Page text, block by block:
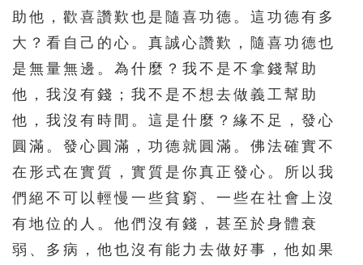
助他，歡喜讚歎也是隨喜功德。這功德有多
大？看自己的心。真誠心讚歎，隨喜功德也
是無量無邊。為什麼？我不是不拿錢幫助
他，我沒有錢；我不是不想去做義工幫助
他，我沒有時間。這是什麼？緣不足，發心
圓滿。發心圓滿，功德就圓滿。佛法確實不
在形式在實質，實質是你真正發心。所以我
們絕不可以輕慢一些貧窮、一些在社會上沒
有地位的人。他們沒有錢，甚至於身體衰
弱、多病，他也沒有能力去做好事，他如果